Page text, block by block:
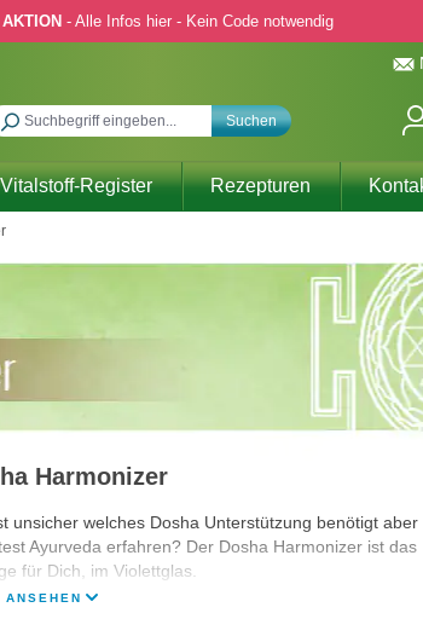
- Alle Infos hier - Kein Code notwendig
Suchen
Vitalstoff-Register Rezepturen
Harmonizer
unsicher welches Dosha Unterstützung benötigt aber
Ayurveda erfahren? Der Dosha Harmonizer ist das
für Dich, im Violettglas.
ANSEHEN